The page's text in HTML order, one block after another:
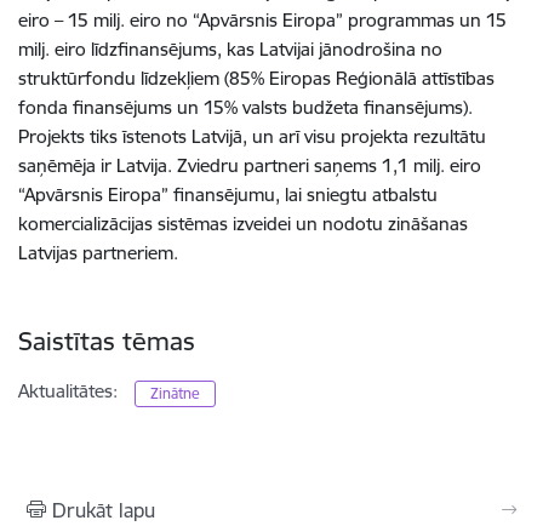
eiro – 15 milj. eiro no “Apvārsnis Eiropa” programmas un 15
milj. eiro līdzfinansējums, kas Latvijai jānodrošina no
struktūrfondu līdzekļiem (85% Eiropas Reģionālā attīstības
fonda finansējums un 15% valsts budžeta finansējums).
Projekts tiks īstenots Latvijā, un arī visu projekta rezultātu
saņēmēja ir Latvija. Zviedru partneri saņems 1,1 milj. eiro
“Apvārsnis Eiropa” finansējumu, lai sniegtu atbalstu
komercializācijas sistēmas izveidei un nodotu zināšanas
Latvijas partneriem.
Saistītas tēmas
Aktualitātes: Zinātne
Drukāt lapu